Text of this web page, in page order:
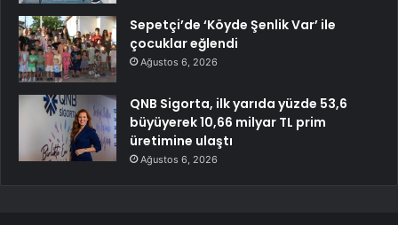
Sepetçi’de ‘Köyde Şenlik Var’ ile
çocuklar eğlendi
Ağustos 6, 2026
QNB Sigorta, ilk yarıda yüzde 53,6
büyüyerek 10,66 milyar TL prim
üretimine ulaştı
Ağustos 6, 2026